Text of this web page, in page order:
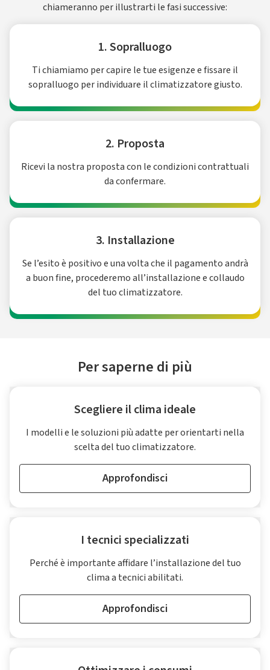
chiameranno per illustrarti le fasi successive:
1. Sopralluogo
Ti chiamiamo per capire le tue esigenze e fissare il
sopralluogo per individuare il climatizzatore giusto.
2. Proposta
Ricevi la nostra proposta con le condizioni contrattuali
da confermare.
3. Installazione
Se l’esito è positivo e una volta che il pagamento andrà
a buon fine, procederemo all’installazione e collaudo
del tuo climatizzatore.
Per saperne di più
Scegliere il clima ideale
I modelli e le soluzioni più adatte per orientarti nella
scelta del tuo climatizzatore.
Approfondisci
I tecnici specializzati
Perché è importante affidare l’installazione del tuo
clima a tecnici abilitati.
Approfondisci